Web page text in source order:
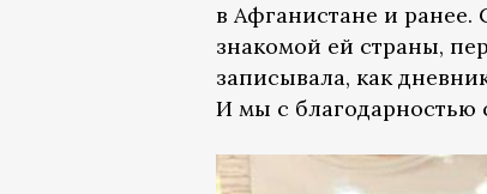
в Афганистане и
знакомой ей страны,
записывала, как
И мы с благодарностью